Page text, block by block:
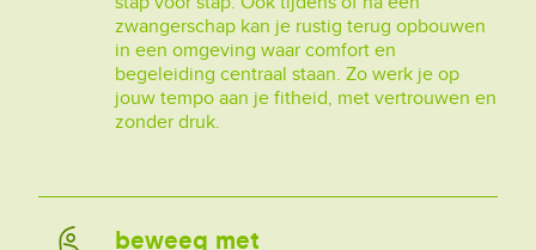
zwangerschap kan je rustig terug opbouwen
in een omgeving waar comfort en
begeleiding centraal staan. Zo werk je op
jouw tempo aan je fitheid, met vertrouwen en
zonder druk.
beweeg met